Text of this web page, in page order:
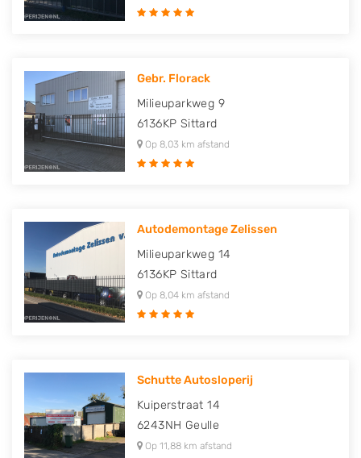
Gebr. Florack
Milieuparkweg 9
6136KP Sittard
Op 8,03 km afstand
Autodemontage Zelissen
Milieuparkweg 14
6136KP Sittard
Op 8,04 km afstand
Schutte Autosloperij
Kuiperstraat 14
6243NH Geulle
Op 11,88 km afstand